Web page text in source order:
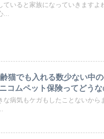
ていると家族になっていきます
猫でも入れる数少ない中
コムペット保険ってどうな
な病気もケガもしたことないか